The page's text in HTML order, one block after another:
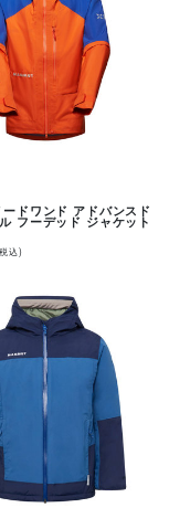
ドワンド アドバンスド
フーデッド ジャケット
込)